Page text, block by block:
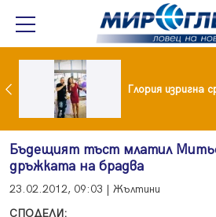
Мария и майка си построиха къща от 8000 стъклени бутилки
Бъдещият тъст млатил
дръжката на брадва
23.02.2012, 09:03 | Жълтини
СПОДЕЛИ: